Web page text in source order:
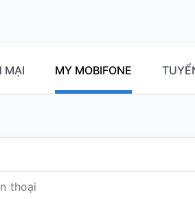
MẠI MY MOBIFONE